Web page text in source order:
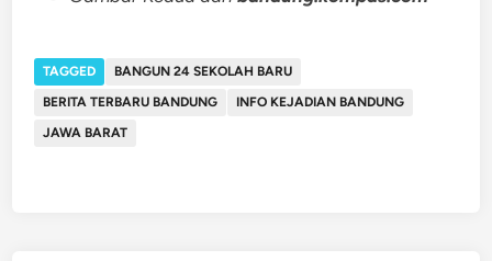
TAGGED
BANGUN 24 SEKOLAH BARU
BERITA TERBARU BANDUNG
INFO KEJADIAN BANDUNG
JAWA BARAT